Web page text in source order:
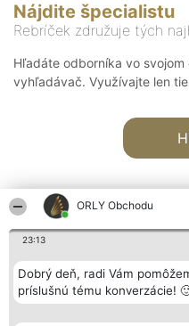
ORLY Obchodu
23:13
Dobrý deň, radi Vám
príslušnú tému konverzácie!
Nájdite špecialistu
Rebríček združuje tých
Hľadáte odborníka vo svojom
vyhľadávač. Využívajte len
Organizátor hodnotenia
Bright Side Solutions sp. z o.
o. sp. k.
Wrocław 50-079
Lista